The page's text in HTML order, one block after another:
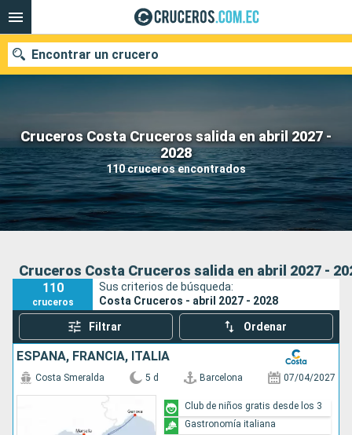
Cruceros Costa Cruceros salida en abril 2027 -
2028
110 cruceros encontrados
Encontrar un crucero
Nuestros destinos
Fecha de salida
Puertos Compañías
Cruceros Costa Cruceros salida en abril 2027 -
110
cruceros
Sus criterios de búsqueda:
Costa Cruceros - abril 2027 - 2028
Filtrar Ordenar
ESPAÑA, FRANCIA, ITALIA
Costa Smeralda 5 d Barcelona 07/04/2027
Club de niños gratis desde los 3
Gastronomía italiana